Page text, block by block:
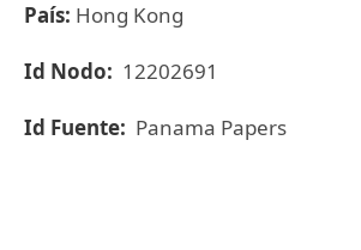
País: Hong Kong
Id Nodo: 12202691
Id Fuente: Panama Papers